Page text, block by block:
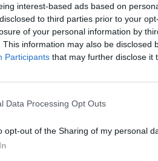
interest-based ads based on
to third parties prior to your
of your personal information by
This information may also be disclosed
Participants that may further disclose it
Data Processing Opt Outs
opt-out of the Sharing of my personal